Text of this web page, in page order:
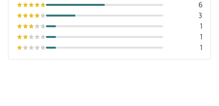
1
1
1
3
6